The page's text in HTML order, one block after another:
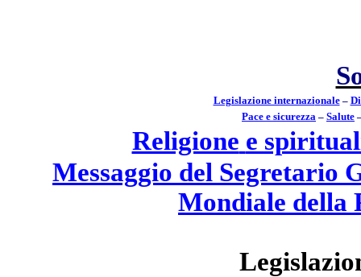
Legislazione internazionale–
Pace e sicurezza – Salute
Religione e
Messaggio del Segretario
Mondiale della